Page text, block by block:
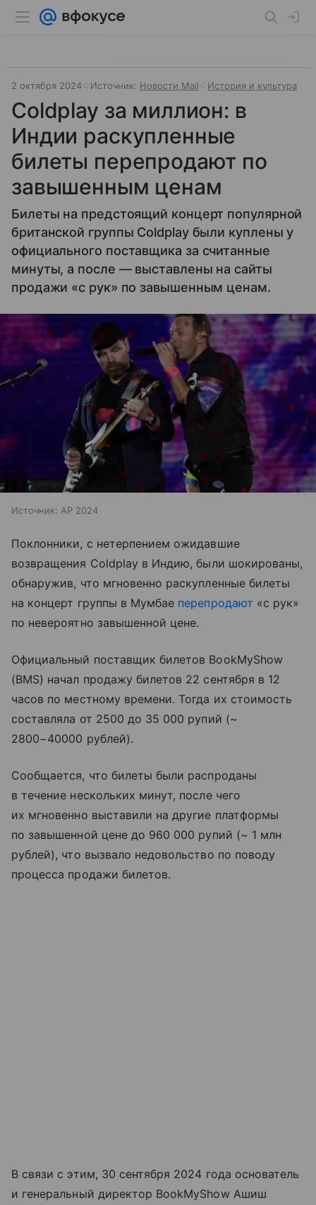
2 октября 2024 Источник: Новости Mail История и культура
Coldplay за миллион: в
Индии раскупленные
билеты перепродают по
завышенным ценам
Билеты на предстоящий концерт популярной
британской группы Coldplay были куплены у
официального поставщика за считанные
минуты, а после — выставлены на сайты
продажи «с рук» по завышенным ценам.
Источник: AP 2024
Поклонники, с нетерпением ожидавшие
возвращения Coldplay в Индию, были шокированы,
обнаружив, что мгновенно раскупленные билеты
на концерт группы в Мумбае перепродают «с рук»
по невероятно завышенной цене.
Официальный поставщик билетов BookMyShow
(BMS) начал продажу билетов 22 сентября в 12
часов по местному времени. Тогда их стоимость
составляла от 2500 до 35 000 рупий (~
2800−40000 рублей).
Сообщается, что билеты были распроданы
в течение нескольких минут, после чего
их мгновенно выставили на другие платформы
по завышенной цене до 960 000 рупий (~ 1 млн
рублей), что вызвало недовольство по поводу
процесса продажи билетов.
В связи с этим, 30 сентября 2024 года основатель
и генеральный директор BookMyShow Ашиш